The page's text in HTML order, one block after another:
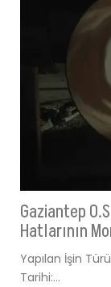
Gaziantep
Hatlarının
Yapılan İşin
Tarihi:…